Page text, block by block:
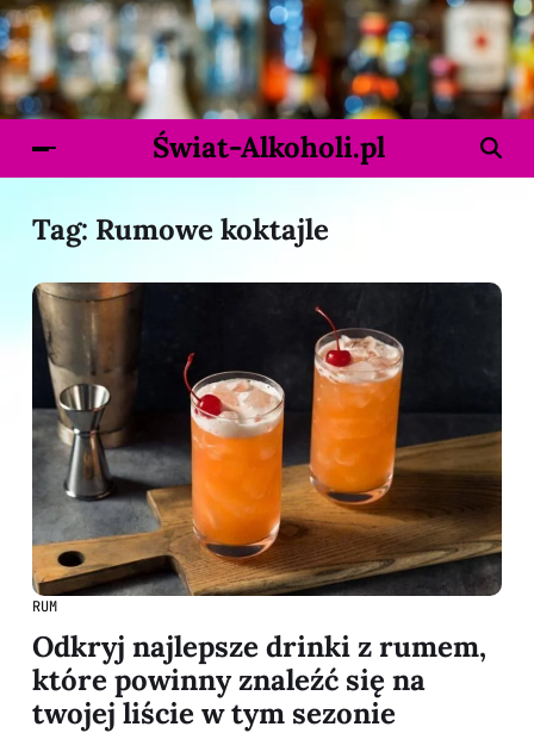
Świat-Alkoholi.pl
Tag: Rumowe koktajle
RUM
Odkryj najlepsze drinki z rumem,
które powinny znaleźć się na
twojej liście w tym sezonie